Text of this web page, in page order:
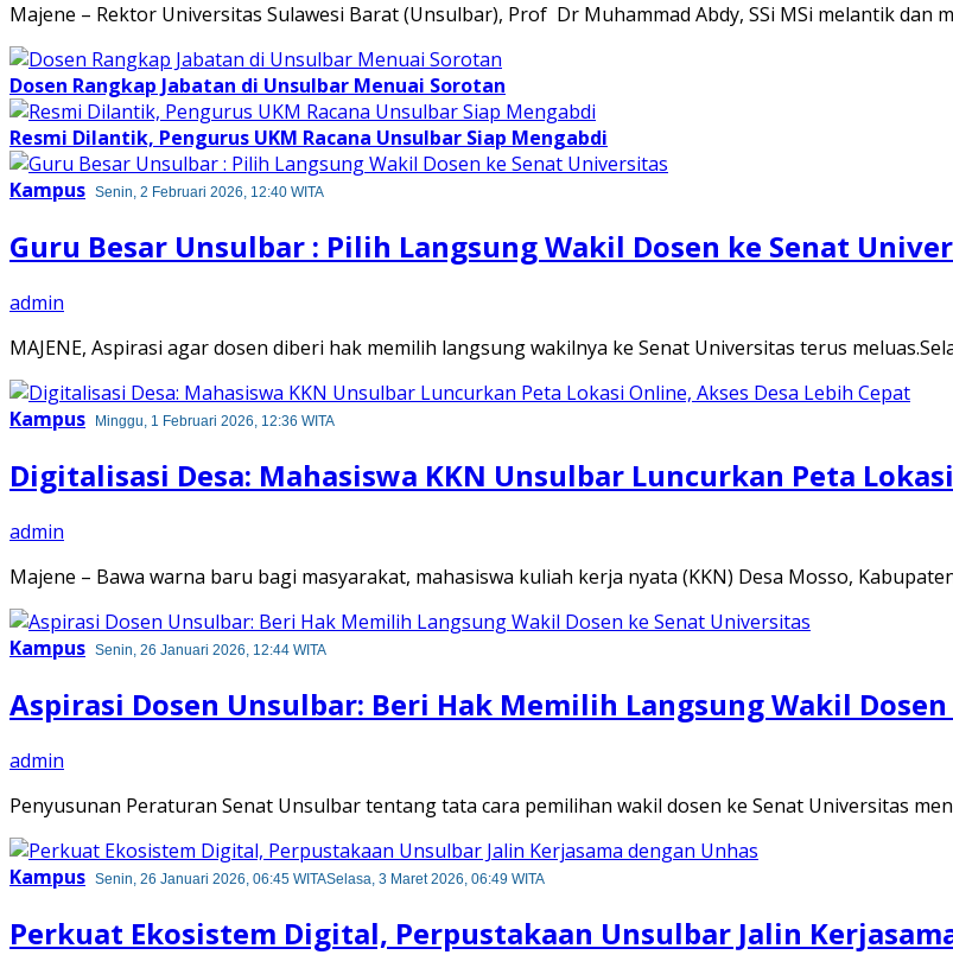
Majene – Rektor Universitas Sulawesi Barat (Unsulbar), Prof Dr Muhammad Abdy, SSi MSi melantik dan
Dosen Rangkap Jabatan di Unsulbar Menuai Sorotan
Resmi Dilantik, Pengurus UKM Racana Unsulbar Siap Mengabdi
Kampus Senin, 2 Februari 2026, 12:40 WITA
Guru Besar Unsulbar : Pilih Langsung Wakil Dosen ke Senat
admin
MAJENE, Aspirasi agar dosen diberi hak memilih langsung wakilnya ke Senat Universitas terus
Kampus Minggu, 1 Februari 2026, 12:36 WITA
Digitalisasi Desa: Mahasiswa KKN Unsulbar Luncurkan Peta
admin
Majene – Bawa warna baru bagi masyarakat, mahasiswa kuliah kerja nyata (KKN) Desa Mosso,
Kampus Senin, 26 Januari 2026, 12:44 WITA
Aspirasi Dosen Unsulbar: Beri Hak Memilih Langsung Wakil
admin
Penyusunan Peraturan Senat Unsulbar tentang tata cara pemilihan wakil dosen ke Senat Universitas
Kampus Senin, 26 Januari 2026, 06:45 WITASelasa, 3 Maret 2026, 06:49 WITA
Perkuat Ekosistem Digital, Perpustakaan Unsulbar Jalin